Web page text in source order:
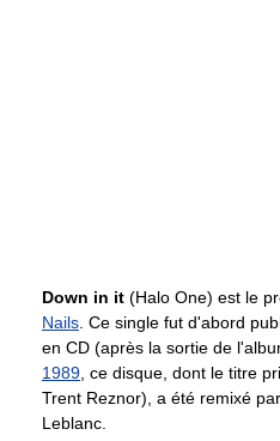
Down in it (Halo One) est le
Nails . Ce single fut d'abord
en CD (après la sortie de
1989 , ce disque, dont le titre
Trent Reznor), a été remixé
Leblanc.